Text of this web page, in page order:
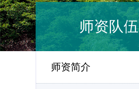
师资队伍
师资简介